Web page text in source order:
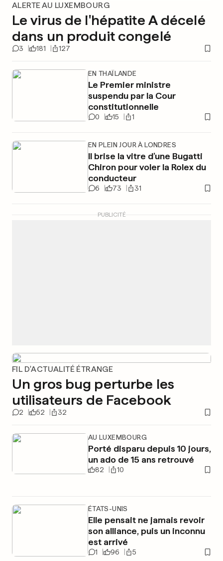
ALERTE AU LUXEMBOURG
Le virus de l'hépatite A décelé
dans un produit congelé
3 181 127
EN THAÏLANDE
Le Premier ministre
suspendu par la Cour
constitutionnelle
0 15 1
EN PLEIN JOUR À LONDRES
Il brise la vitre d’une Bugatti
Chiron pour voler la Rolex du
conducteur
6 73 31
PUBLICITÉ
FIL D'ACTUALITÉ ÉTRANGE
Un gros bug perturbe les
utilisateurs de Facebook
2 52 32
AU LUXEMBOURG
Porté disparu depuis 10 jours,
un ado de 15 ans retrouvé
82 10
ÉTATS-UNIS
Elle pensait ne jamais revoir
son alliance, puis un inconnu
est arrivé
1 96 5